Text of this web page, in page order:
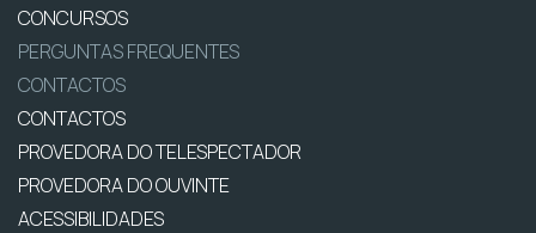
CONCURSOS
PERGUNTAS FREQUENTES
CONTACTOS
CONTACTOS
PROVEDORA DO TELESPECTADOR
PROVEDORA DO OUVINTE
ACESSIBILIDADES